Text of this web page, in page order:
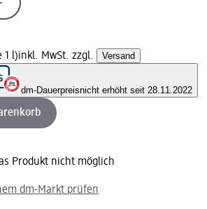
1 l)inkl. MwSt. zzgl. Versand
dm-Dauerpreisnicht erhöht seit 28.11.2022
Produkt nicht möglich
dm-Markt prüfen